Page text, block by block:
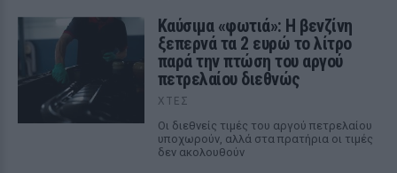
Καύσιμα «φωτιά»: Η βενζίνη
ξεπερνά τα 2 ευρώ το λίτρο
παρά την πτώση του αργού
πετρελαίου διεθνώς
ΧΤΕΣ
Οι διεθνείς τιμές του αργού πετρελαίου
υποχωρούν, αλλά στα πρατήρια οι τιμές
δεν ακολουθούν